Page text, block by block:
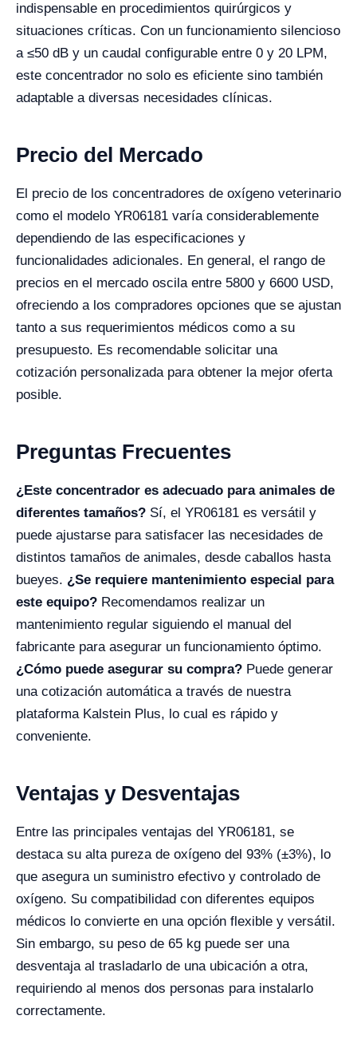
indispensable en procedimientos quirúrgicos y
situaciones críticas. Con un funcionamiento silencioso
a ≤50 dB y un caudal configurable entre 0 y 20 LPM,
este concentrador no solo es eficiente sino también
adaptable a diversas necesidades clínicas.
Precio del Mercado
El precio de los concentradores de oxígeno veterinario
como el modelo YR06181 varía considerablemente
dependiendo de las especificaciones y
funcionalidades adicionales. En general, el rango de
precios en el mercado oscila entre 5800 y 6600 USD,
ofreciendo a los compradores opciones que se ajustan
tanto a sus requerimientos médicos como a su
presupuesto. Es recomendable solicitar una
cotización personalizada para obtener la mejor oferta
posible.
Preguntas Frecuentes
¿Este concentrador es adecuado para animales de
diferentes tamaños? Sí, el YR06181 es versátil y
puede ajustarse para satisfacer las necesidades de
distintos tamaños de animales, desde caballos hasta
bueyes. ¿Se requiere mantenimiento especial para
este equipo? Recomendamos realizar un
mantenimiento regular siguiendo el manual del
fabricante para asegurar un funcionamiento óptimo.
¿Cómo puede asegurar su compra? Puede generar
una cotización automática a través de nuestra
plataforma Kalstein Plus, lo cual es rápido y
conveniente.
Ventajas y Desventajas
Entre las principales ventajas del YR06181, se
destaca su alta pureza de oxígeno del 93% (±3%), lo
que asegura un suministro efectivo y controlado de
oxígeno. Su compatibilidad con diferentes equipos
médicos lo convierte en una opción flexible y versátil.
Sin embargo, su peso de 65 kg puede ser una
desventaja al trasladarlo de una ubicación a otra,
requiriendo al menos dos personas para instalarlo
correctamente.